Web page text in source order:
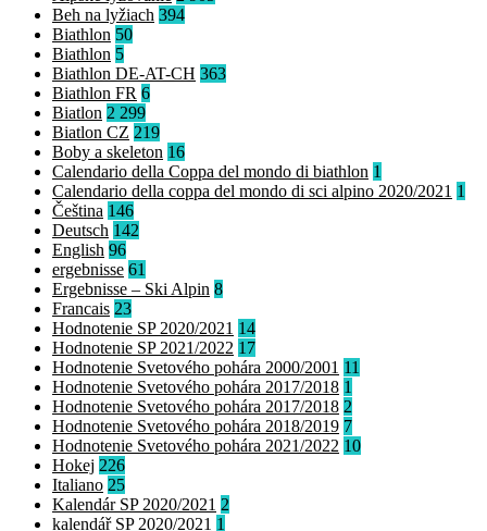
Beh na lyžiach 394
Biathlon 50
Biathlon 5
Biathlon DE-AT-CH 363
Biathlon FR 6
Biatlon 2 299
Biatlon CZ 219
Boby a skeleton 16
Calendario della Coppa del mondo di biathlon 1
Calendario della coppa del mondo di sci alpino 2020/2021 1
Čeština 146
Deutsch 142
English 96
ergebnisse 61
Ergebnisse – Ski Alpin 8
Francais 23
Hodnotenie SP 2020/2021 14
Hodnotenie SP 2021/2022 17
Hodnotenie Svetového pohára 2000/2001 11
Hodnotenie Svetového pohára 2017/2018 1
Hodnotenie Svetového pohára 2017/2018 2
Hodnotenie Svetového pohára 2018/2019 7
Hodnotenie Svetového pohára 2021/2022 10
Hokej 226
Italiano 25
Kalendár SP 2020/2021 2
kalendář SP 2020/2021 1